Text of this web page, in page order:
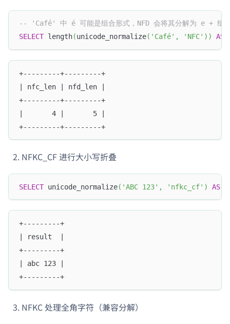
-- 'Café' 中 é 可能是组合形式，NFD 会将其分解为 e + 组
SELECT length(unicode_normalize( 'Café' , 'NFC' ) ) AS
+---------+---------+
| nfc_len | nfd_len |
+---------+---------+
|       4 |       5 |
+---------+---------+
NFKC_CF 进行大小写折叠
SELECT unicode_normalize( 'ABC 123' , 'nfkc_cf' ) AS
+---------+
| result  |
+---------+
| abc 123 |
+---------+
NFKC 处理全角字符（兼容分解）